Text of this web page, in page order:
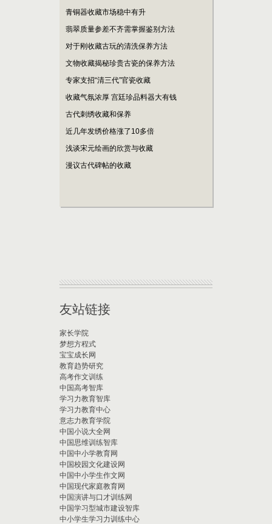
青铜器收藏市场稳中有升
翡翠质量参差不齐需掌握鉴别方法
对于刚收藏古玩的清洗保养方法
文物收藏揭秘珍贵古瓷的保养方法
专家支招“清三代”官瓷收藏
收藏气氛浓厚 宫廷珍品料器大有钱
古代刺绣收藏和保养
近几年发绣价格涨了10多倍
浅谈宋元绘画的欣赏与收藏
漫议古代碑帖的收藏
友站链接
家长学院
梦想方程式
宝宝成长网
教育趋势研究
高考作文训练
中国高考智库
学习力教育智库
学习力教育中心
意志力教育学院
中国小说大全网
中国思维训练智库
中国中小学教育网
中国校园文化建设网
中国中小学生作文网
中国现代家庭教育网
中国演讲与口才训练网
中国学习型城市建设智库
中小学生学习力训练中心